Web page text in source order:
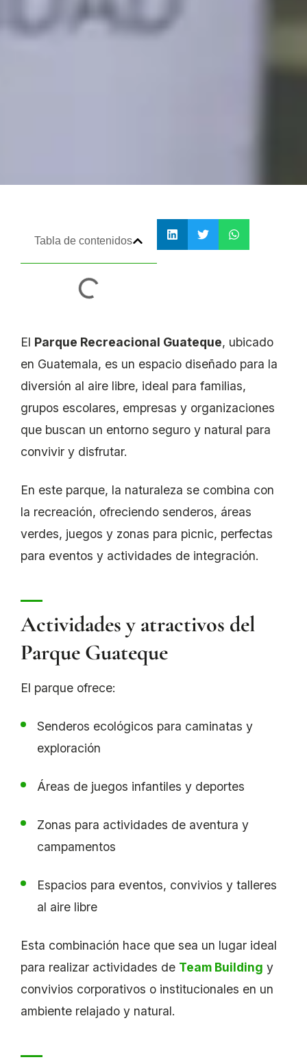
Tabla de contenidos
El Parque Recreacional Guateque, ubicado
en Guatemala, es un espacio diseñado para la
diversión al aire libre, ideal para familias,
grupos escolares, empresas y organizaciones
que buscan un entorno seguro y natural para
convivir y disfrutar.
En este parque, la naturaleza se combina con
la recreación, ofreciendo senderos, áreas
verdes, juegos y zonas para picnic, perfectas
para eventos y actividades de integración.
Actividades y atractivos del
Parque Guateque
El parque ofrece:
Senderos ecológicos para caminatas y
exploración
Áreas de juegos infantiles y deportes
Zonas para actividades de aventura y
campamentos
Espacios para eventos, convivios y talleres
al aire libre
Esta combinación hace que sea un lugar ideal
para realizar actividades de Team Building y
convivios corporativos o institucionales en un
ambiente relajado y natural.